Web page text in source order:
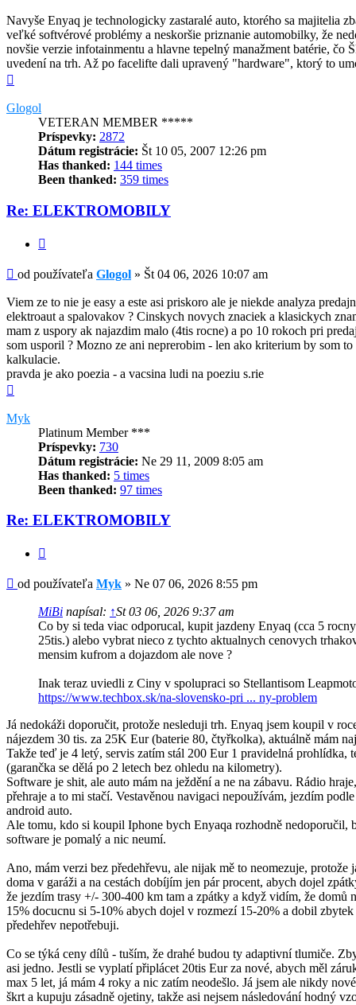
Navyše Enyaq je technologicky zastaralé auto, ktorého sa majitelia
veľké softvérové problémy a neskoršie priznanie automobilky, že
novšie verzie infotainmentu a hlavne tepelný manažment batérie, čo
uvedení na trh. Až po facelifte dali upravený "hardware", ktorý to
Glogol
VETERAN MEMBER *****
Príspevky: 2872
Dátum registrácie: Št 10 05, 2007 12:26 pm
Has thanked: 144 times
Been thanked: 359 times
Re: ELEKTROMOBILY
Príspevok
od používateľa Glogol » Št 04 06, 2026 10:07 am
Viem ze to nie je easy a este asi priskoro ale je niekde analyza
elektroaut a spalovakov ? Cinskych novych znaciek a klasickych
mam z uspory ak najazdim malo (4tis rocne) a po 10 rokoch pri
som usporil ? Mozno ze ani neprerobim - len ako kriterium by som to
kalkulacie.
pravda je ako poezia - a vacsina ludi na poeziu s.rie
Myk
Platinum Member ***
Príspevky: 730
Dátum registrácie: Ne 29 11, 2009 8:05 am
Has thanked: 5 times
Been thanked: 97 times
Re: ELEKTROMOBILY
Príspevok
od používateľa Myk » Ne 07 06, 2026 8:55 pm
MiBi napísal: ↑St 03 06, 2026 9:37 am
Co by si teda viac odporucal, kupit jazdeny Enyaq (cca 5
25tis.) alebo vybrat nieco z tychto aktualnych cenovych
mensim kufrom a dojazdom ale nove ?
Inak teraz uviedli z Ciny v spolupraci so Stellantisom
https://www.techbox.sk/na-slovensko-pri ... ny-problem
Já nedokáži doporučit, protože nesleduji trh. Enyaq jsem koupil v
nájezdem 30 tis. za 25K Eur (baterie 80, čtyřkolka), aktuálně mám
Takže teď je 4 letý, servis zatím stál 200 Eur 1 pravidelná prohlídka,
(garančka se dělá po 2 letech bez ohledu na kilometry).
Software je shit, ale auto mám na ježdění a ne na zábavu. Rádio
přehraje a to mi stačí. Vestavěnou navigaci nepoužívám, jezdím
android auto.
Ale tomu, kdo si koupil Iphone bych Enyaqa rozhodně nedoporučil,
software je pomalý a nic neumí.
Ano, mám verzi bez předehřevu, ale nijak mě to neomezuje, protože
doma v garáži a na cestách dobíjím jen pár procent, abych dojel
že jezdím trasy +/- 300-400 km tam a zpátky a když vidím, že domů
15% docucnu si 5-10% abych dojel v rozmezí 15-20% a dobil
předehřev nepotřebuji.
Co se týká ceny dílů - tuším, že drahé budou ty adaptivní tlumiče.
asi jedno. Jestli se vyplatí připlácet 20tis Eur za nové, abych měl
max 5 let, já mám 4 roky a nic zatím neodešlo. Já jsem ale nikdy
škrt a kupuju zásadně ojetiny, takže asi nejsem následování hodný